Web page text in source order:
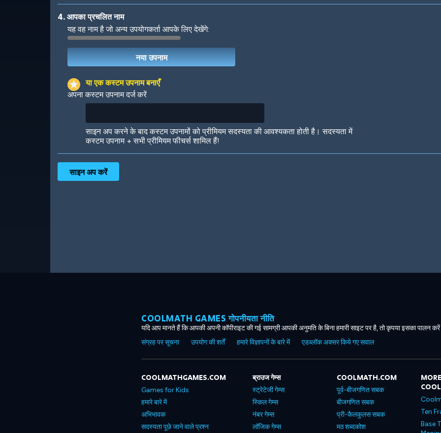
Robotic International
4. आपका प्रचलित नाम
यह वह नाम है जो अन्य उपयोगकर्ता आपके लिए देखेंगे:
या एक कस्टम उपनाम बनाएँ
अपना कस्टम उपनाम दर्ज करें
साइन अप करने के बाद कस्टम उपनामों को प्रीमियम सदस्यता की आवश्यकता होती है। सदस्यता में
कस्टम उपनाम + सभी प्रीमियम फीचर्स शामिल हैं!
COOLMATH GAMES गोपनीयता नीति
यदि आप मानते हैं कि आपकी अपनी कॉपीराइट की गई सामग्री आपकी अनुमति के बिना हमारी साइट पर है, तो कृपया इसका पालन करें
संग्रह पर सूचना
उपयोग की शर्तें हमारे विज्ञापनों के बारे में एडब्लॉक अक्सर किये गए सवाल
COOLMATHGAMES.COM
Games for Kids
हमारे बारे में
अभिभावक
सदस्यता पूछे जाने वाले प्रश्न
ब्राउज गेम्स
स्ट्रेटेजी गेम्स
स्किल गेम्स
नंबर गेम्स
लॉजिक गेम्स
COOLMATH.COM
पूर्व-बीजगणित सबक
बीजगणित सबक
प्री-कैलकुलस सबक
मठ शब्दकोश
Ten
Base